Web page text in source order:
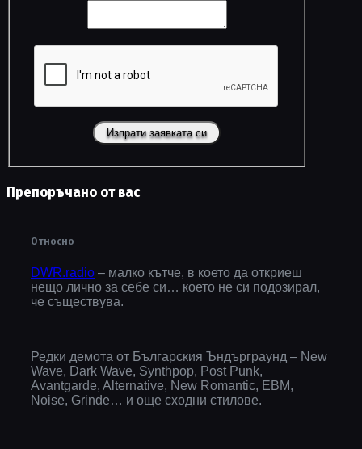
Препоръчано от вас
Относно
DWR.radio – малко кътче, в което да откриеш
нещо лично за себе си… което не си подозирал,
че съществува.
Редки демота от Българския Ъндърграунд – New
Wave, Dark Wave, Synthpop, Post Punk,
Avantgarde, Alternative, New Romantic, EBM,
Noise, Grinde… и още сходни стилове.